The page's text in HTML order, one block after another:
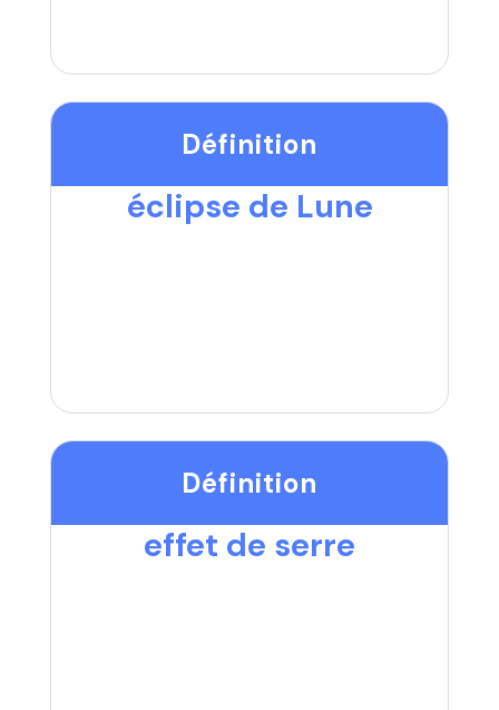
Définition
éclipse de Lune
Définition
effet de serre